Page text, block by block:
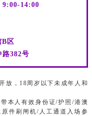
9:00-14:00
B区
路382号
放，18周岁以下未成年人和
本人有效身份证/护照/港澳
件刷闸机/人工通道入场参